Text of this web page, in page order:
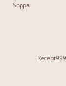
Soppa